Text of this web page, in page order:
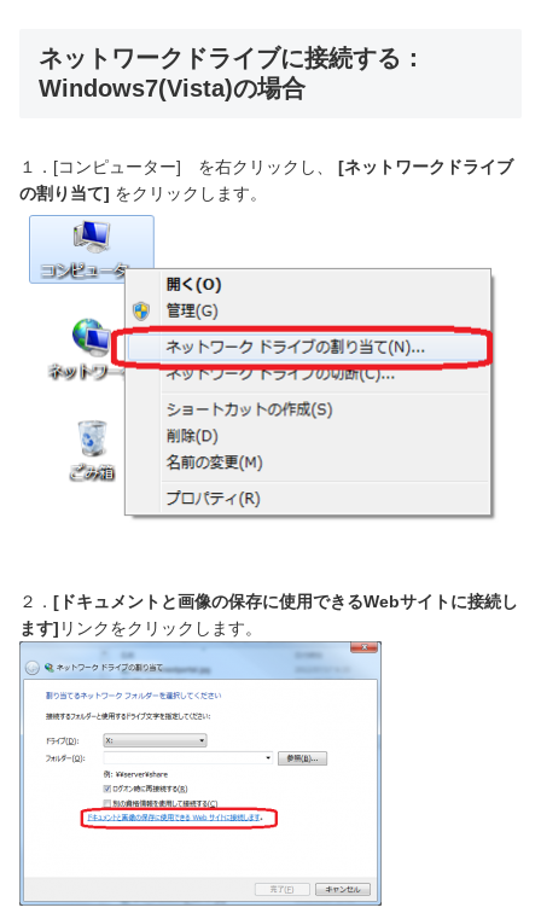
ネットワークドライブに接続する：
Windows7(Vista)の場合
１．[コンピューター] を右クリックし、 [ネットワークドライブ
の割り当て] をクリックします。
２． [ドキュメントと画像の保存に使用できるWebサイトに接続し
ます] リンクをクリックします。